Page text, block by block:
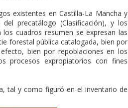
existentes en Castilla-La Mancha y
precatálogo (Clasificación), y los
cuadros resumen se expresan las
forestal pública catalogada, bien por
bien por repoblaciones en los
procesos expropiatorios con fines
tal y como figuró en el inventario de